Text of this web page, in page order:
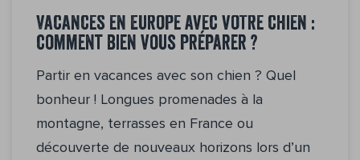
Vacances en Europe avec votre chien :
comment bien vous préparer ?
Partir en vacances avec son chien ? Quel
bonheur ! Longues promenades à la
montagne, terrasses en France ou
découverte de nouveaux horizons lors d’un